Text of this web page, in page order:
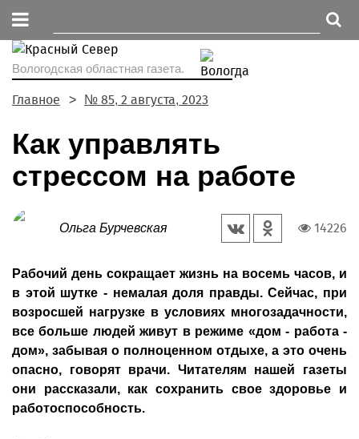
Вологодская областная газета.
Главное № 85, 2 августа, 2023
Как управлять
стрессом на работе
Ольга Бурчевская 14226
Рабочий день сокращает жизнь на восемь часов, и
в этой шутке - немалая доля правды. Сейчас, при
возросшей нагрузке в условиях многозадачности,
все больше людей живут в режиме «дом - работа -
дом», забывая о полноценном отдыхе, а это очень
опасно, говорят врачи. Читателям нашей газеты
они рассказали, как сохранить свое здоровье и
работоспособность.